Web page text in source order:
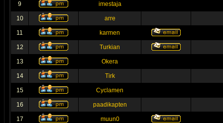
9 imestaja
10 arre
11 karmen
12 Turkian
13 Okera
14 Tirk
15 Cyclamen
16 paadikapten
17 muun0